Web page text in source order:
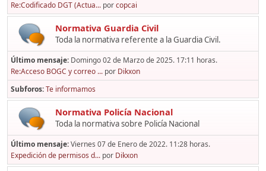
Re:Codificado DGT (Actua... porcopcai
Normativa Guardia Civil
Toda la normativa referente a la Guardia Civil.
Último mensaje: Domingo 02 de Marzo de 2025. 17:11 horas.
Re:Acceso BOGC y correo ... por Dikxon
Subforos Te informamos
Normativa Policía Nacional
Toda la normativa sobre Policía Nacional
Último mensaje:Viernes 07 de Enero de 2022. 11:28 horas.
Expedición de permisos d... por Dikxon